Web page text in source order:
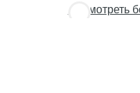
Посмотреть